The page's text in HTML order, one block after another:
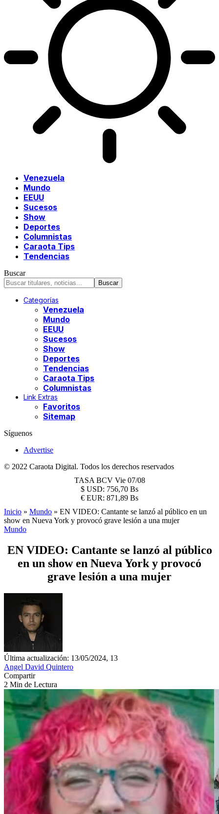
Venezuela
Mundo
EEUU
Sucesos
Show
Deportes
Columnistas
Caraota Tips
Tendencias
Buscar
Categorías
Venezuela
Mundo
EEUU
Sucesos
Show
Deportes
Tendencias
Caraota Tips
Columnistas
Link Extras
Favoritos
Sitemap
Síguenos
Advertise
© 2022 Caraota Digital. Todos los derechos reservados
TASA BCV Vie 07/08
$ USD: 756,70 Bs
€ EUR: 871,89 Bs
Inicio » Mundo » EN VIDEO: Cantante se lanzó al público en un
show en Nueva York y provocó grave lesión a una mujer
Mundo
EN VIDEO: Cantante se lanzó al público
en un show en Nueva York y provocó
grave lesión a una mujer
Última actualización: 13/05/2024, 13
Angel David Quintero
Compartir
2 Min de Lectura